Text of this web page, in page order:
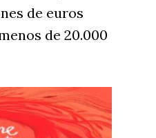
de euros
de 20.000